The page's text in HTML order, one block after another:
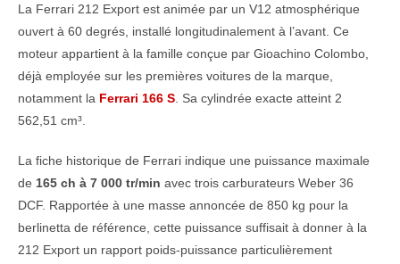
La Ferrari 212 Export est animée par un V12 atmosphérique
ouvert à 60 degrés, installé longitudinalement à l’avant. Ce
moteur appartient à la famille conçue par Gioachino Colombo,
déjà employée sur les premières voitures de la marque,
notamment la Ferrari 166 S . Sa cylindrée exacte atteint 2
562,51 cm³.
La fiche historique de Ferrari indique une puissance maximale
de 165 ch à 7 000 tr/min avec trois carburateurs Weber 36
DCF. Rapportée à une masse annoncée de 850 kg pour la
berlinetta de référence, cette puissance suffisait à donner à la
212 Export un rapport poids-puissance particulièrement